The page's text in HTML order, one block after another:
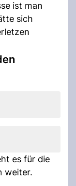
ist man
sich
es für die
weiter.